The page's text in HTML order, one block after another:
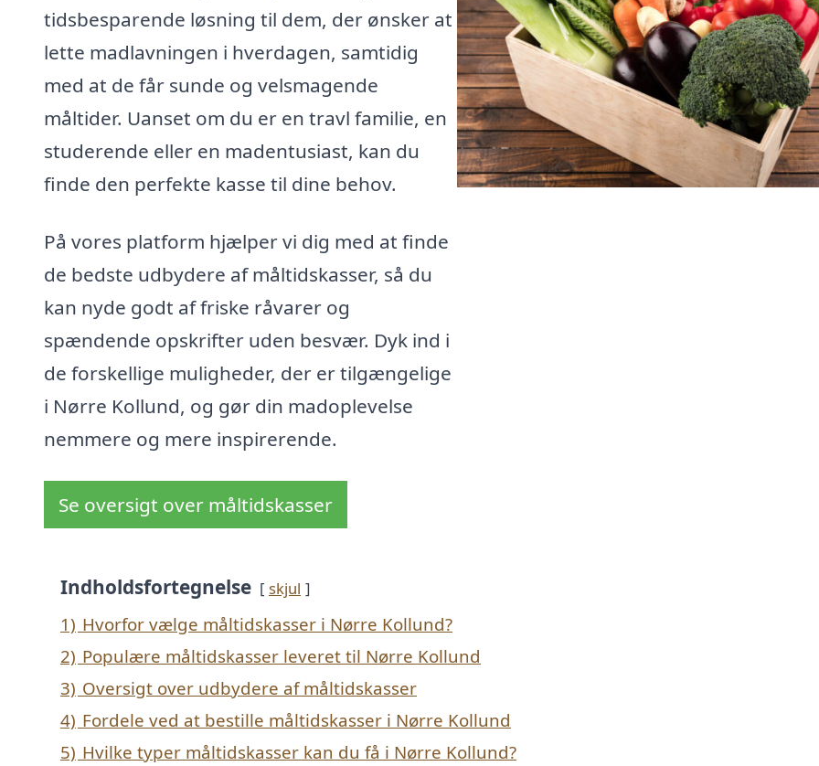
tidsbesparende løsning til dem, der ønsker at
lette madlavningen i hverdagen, samtidig
med at de får sunde og velsmagende
måltider. Uanset om du er en travl familie, en
studerende eller en madentusiast, kan du
finde den perfekte kasse til dine behov.
På vores platform hjælper vi dig med at finde
de bedste udbydere af måltidskasser, så du
kan nyde godt af friske råvarer og
spændende opskrifter uden besvær. Dyk ind i
de forskellige muligheder, der er tilgængelige
i Nørre Kollund, og gør din madoplevelse
nemmere og mere inspirerende.
Se oversigt over måltidskasser
Indholdsfortegnelse skjul
1) Hvorfor vælge måltidskasser i Nørre Kollund?
2) Populære måltidskasser leveret til Nørre Kollund
3) Oversigt over udbydere af måltidskasser
4) Fordele ved at bestille måltidskasser i Nørre Kollund
5) Hvilke typer måltidskasser kan du få i Nørre Kollund?